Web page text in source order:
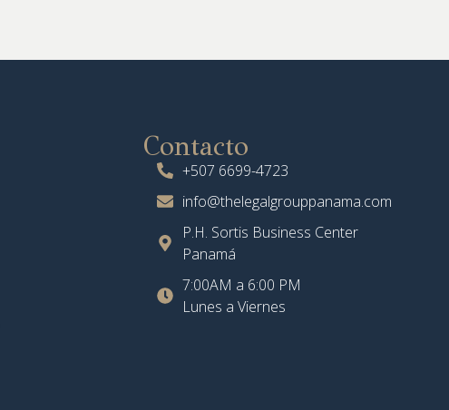
Contacto
+507 6699-4723
info@thelegalgrouppanama.com
P.H. Sortis Business Center
Panamá
7:00AM a 6:00 PM
Lunes a Viernes